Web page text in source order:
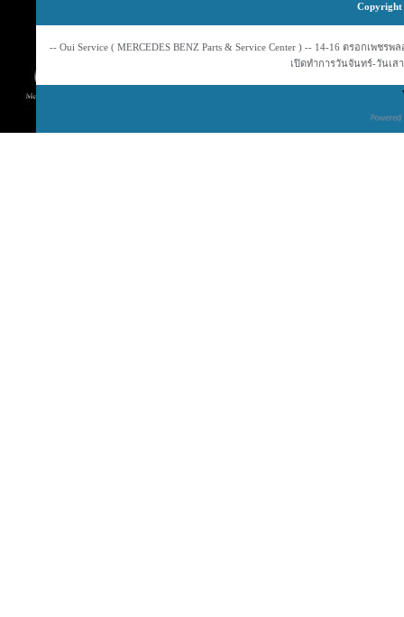
Copyright
-- Oui Service ( MERCEDES BENZ Parts & Service Center ) -- 14-16 ตรอกเพชร
เปิดทำการวันจันทร์-วันเส